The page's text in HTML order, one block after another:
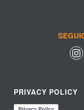
PRIVACY POLICY